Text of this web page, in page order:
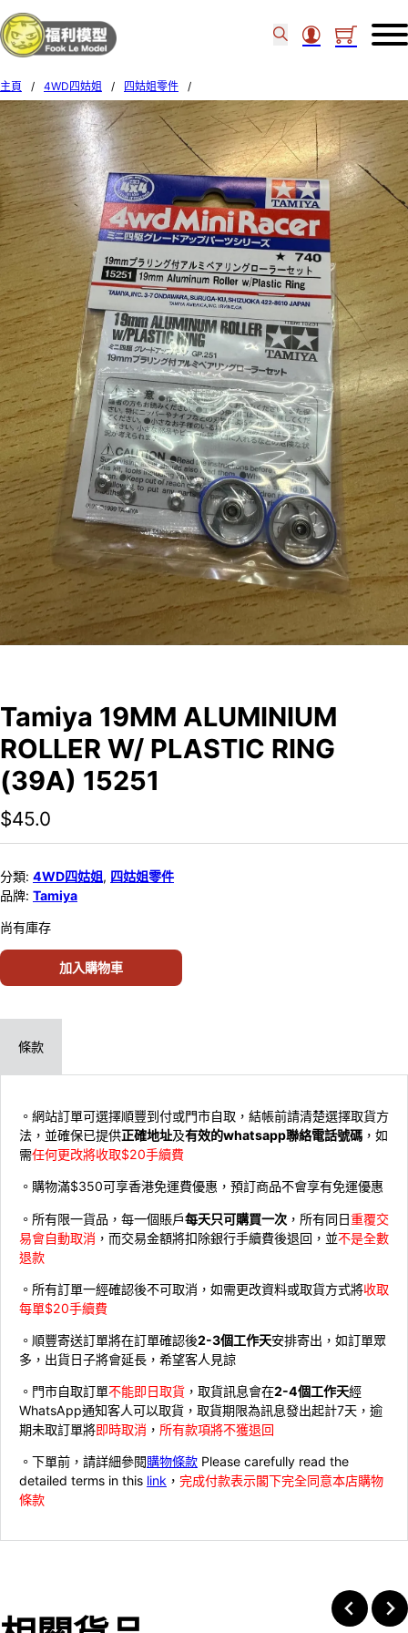
主頁 / 4WD四姑姐 / 四姑姐零件
/
Tamiya 19MM ALUMINIUM ROLLER W/ PLASTIC RING (39A) 15251
Tamiya 19MM ALUMINIUM
ROLLER W/ PLASTIC RING
(39A) 15251
$45.0
分類: 4WD四姑姐, 四姑姐零件
品牌: Tamiya
尚有庫存
加入購物車
條款
。網站訂單可選擇順豐到付或門市自取，結帳前請清楚選擇取貨方
法，並確保已提供正確地址及有效的whatsapp聯絡電話號碼 ，如
需任何更改將收取$20手續費
。購物滿$350可享香港免運費優惠，預訂商品不會享有免運優惠
。所有限一貨品，每一個賬戶每天只可購買一次 ，所有同日重覆交
易會自動取消 ，而交易金額將扣除銀行手續費後退回，並不是全數
退款
。所有訂單一經確認後不可取消，如需更改資料或取貨方式將收取
每單$20手續費
。順豐寄送訂單將在訂單確認後2-3個工作天安排寄出，如訂單眾
多，出貨日子將會延長，希望客人見諒
。門市自取訂單不能即日取貨 ，取貨訊息會在2-4個工作天經
WhatsApp通知客人可以取貨，取貨期限為訊息發出起計7天，逾
期未取訂單將即時取消 ， 所有款項將不獲退回
。下單前，請詳細參閱購物條款 Please carefully read the
detailed terms in this link ， 完成付款表示閣下完全同意本店購物
條款